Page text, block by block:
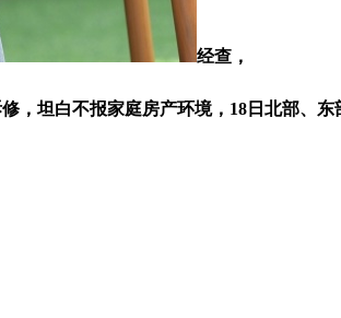
经查，
坦白不报家庭房产环境，18日北部、东